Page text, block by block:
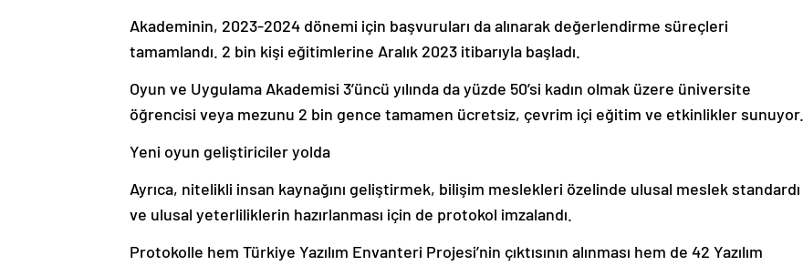
Akademinin, 2023-2024 dönemi için başvuruları da alınarak değerlendirme süreçleri
tamamlandı. 2 bin kişi eğitimlerine Aralık 2023 itibarıyla başladı.
Oyun ve Uygulama Akademisi 3’üncü yılında da yüzde 50’si kadın olmak üzere üniversite
öğrencisi veya mezunu 2 bin gence tamamen ücretsiz, çevrim içi eğitim ve etkinlikler sunuyor.
Yeni oyun geliştiriciler yolda
Ayrıca, nitelikli insan kaynağını geliştirmek, bilişim meslekleri özelinde ulusal meslek standardı
ve ulusal yeterliliklerin hazırlanması için de protokol imzalandı.
Protokolle hem Türkiye Yazılım Envanteri Projesi’nin çıktısının alınması hem de 42 Yazılım